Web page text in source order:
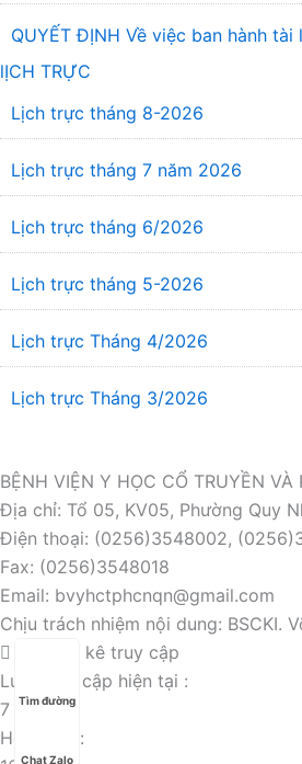
QUYẾT ĐỊNH Về việc ban hành
lỊCH TRỰC
Lịch trực tháng 8-2026
Lịch trực tháng 7 năm 2026
Lịch trực tháng 6/2026
Lịch trực tháng 5-2026
Lịch trực Tháng 4/2026
Lịch trực Tháng 3/2026
BỆNH VIỆN Y HỌC CỔ TRUYỀN
Địa chỉ: Tổ 05, KV05, Phường Quy
Điện thoại: (0256)3548002,
Fax: (0256)3548018
Email: bvyhctphcnqn@gmail.com
Chịu trách nhiệm nội dung: BSCKI.
Tìm đường
Chat Zalo
Thống kê truy cập
Lượt truy cập hiện tại :
7
Hôm nay :